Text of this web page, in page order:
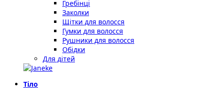
Гребінці
Заколки
Щітки для волосся
Гумки для волосся
Рушники для волосся
Обідки
Для дітей
Тіло